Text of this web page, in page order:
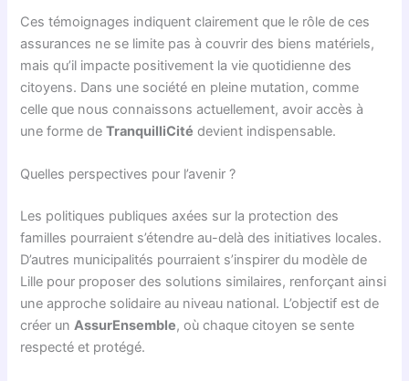
Ces témoignages indiquent clairement que le rôle de ces
assurances ne se limite pas à couvrir des biens matériels,
mais qu’il impacte positivement la vie quotidienne des
citoyens. Dans une société en pleine mutation, comme
celle que nous connaissons actuellement, avoir accès à
une forme deTranquilliCité devient indispensable.
Quelles perspectives pour l’avenir ?
Les politiques publiques axées sur la protection des
familles pourraient s’étendre au-delà des initiatives locales.
D’autres municipalités pourraient s’inspirer du modèle de
Lille pour proposer des solutions similaires, renforçant ainsi
une approche solidaire au niveau national. L’objectif est de
créer unAssurEnsemble, où chaque citoyen se sente
respecté et protégé.